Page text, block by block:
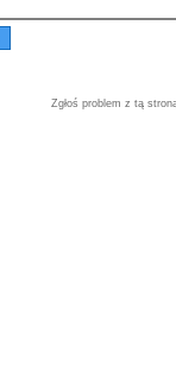
Zgłoś problem z tą